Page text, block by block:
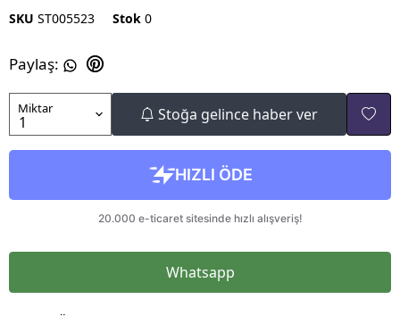
SKU ST005523 Stok 0
Paylaş:
Miktar Stoğa gelince haber ver
Whatsapp